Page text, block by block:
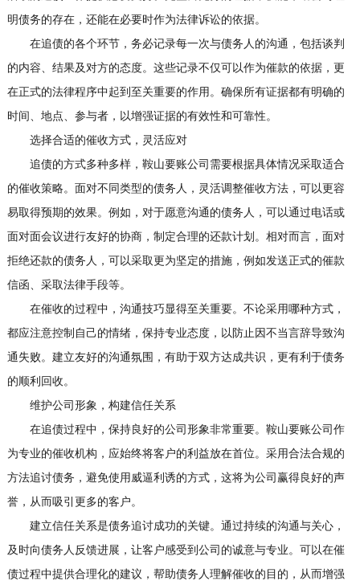
明债务的存在，还能在必要时作为法律诉讼的依据。
在追债的各个环节，务必记录每一次与债务人的沟通，包括谈判
的内容、结果及对方的态度。这些记录不仅可以作为催款的依据，更
在正式的法律程序中起到至关重要的作用。确保所有证据都有明确的
时间、地点、参与者，以增强证据的有效性和可靠性。
选择合适的催收方式，灵活应对
追债的方式多种多样，鞍山要账公司需要根据具体情况采取适合
的催收策略。面对不同类型的债务人，灵活调整催收方法，可以更容
易取得预期的效果。例如，对于愿意沟通的债务人，可以通过电话或
面对面会议进行友好的协商，制定合理的还款计划。相对而言，面对
拒绝还款的债务人，可以采取更为坚定的措施，例如发送正式的催款
信函、采取法律手段等。
在催收的过程中，沟通技巧显得至关重要。不论采用哪种方式，
都应注意控制自己的情绪，保持专业态度，以防止因不当言辞导致沟
通失败。建立友好的沟通氛围，有助于双方达成共识，更有利于债务
的顺利回收。
维护公司形象，构建信任关系
在追债过程中，保持良好的公司形象非常重要。鞍山要账公司作
为专业的催收机构，应始终将客户的利益放在首位。采用合法合规的
方法追讨债务，避免使用威逼利诱的方式，这将为公司赢得良好的声
誉，从而吸引更多的客户。
建立信任关系是债务追讨成功的关键。通过持续的沟通与关心，
及时向债务人反馈进展，让客户感受到公司的诚意与专业。可以在催
债过程中提供合理化的建议，帮助债务人理解催收的目的，从而增强